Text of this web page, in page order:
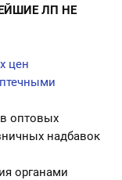
ЛП НЕ
цен
оптовых
надбавок
органами